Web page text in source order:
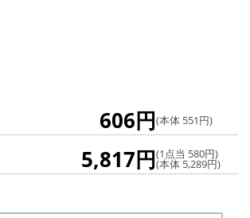
606円(本体 551円)
5,817円(1点当 580円)
(本体 5,289円)